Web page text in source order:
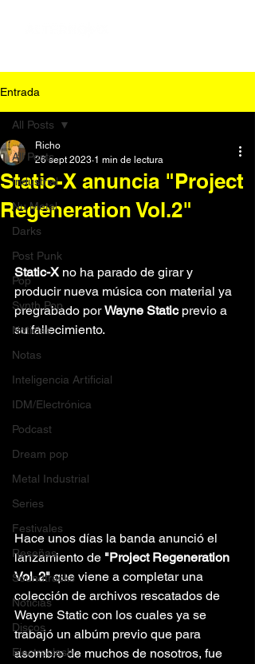
Entrada
All Posts
Industrial
Nu Metal
Darks
Post Punk
Pop
Synth Pop
Noticias
Notas
Inteligencia Artificial
IDM/Electrónica
Podcast
Dream pop
Metal Industrial
Series
Festivales
Reseñas
Soundtracks
Noticias
Discos
Electroclash
All Posts
Static-X anuncia "Project
Regeneration Vol.2"
Richo
26 sept 2023 1 min de lectura
Static-X no ha parado de girar y
producir nueva música con material ya
pregrabado por Wayne Static previo a
su fallecimiento.
Hace unos días la banda anunció el
lanzamiento de "Project Regeneration
Vol. 2" que viene a completar una
colección de archivos rescatados de
Wayne Static con los cuales ya se
trabajó un albúm previo que para
asombro de muchos de nosotros, fue